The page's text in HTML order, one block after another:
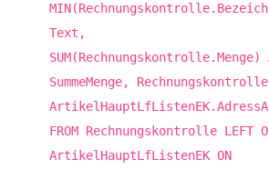
Text,
SUM(Rechnungskontrolle.Menge)
SummeMenge,
FROM Rechnungskontrolle LEFT
ArtikelHauptLfListenEK ON